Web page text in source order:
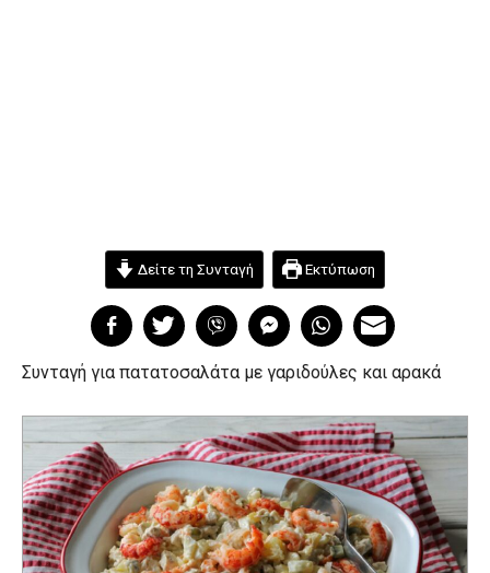
Δείτε τη Συνταγή Εκτύπωση
Συνταγή για πατατοσαλάτα με γαριδούλες και αρακά